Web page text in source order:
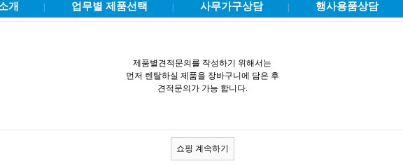
개 업무별 제품선택 사무가구상담 행사용품상담
제품별견적문의를 작성하기 위해서는
먼저 렌탈하실 제품을 장바구니에 담은 후
견적문의가 가능 합니다.
쇼핑 계속하기